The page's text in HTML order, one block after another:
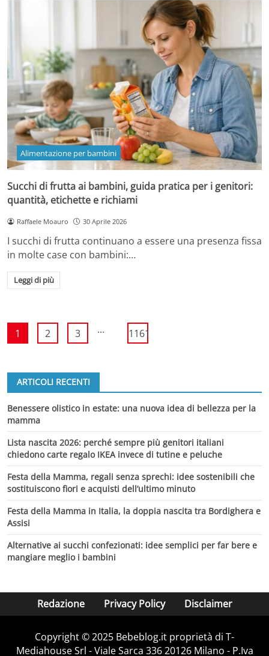
Alimentazione per bambini
Succhi di frutta ai bambini, guida pratica per i genitori:
quantità, etichette e richiami
Raffaele Moauro 30 Aprile 2026
I succhi di frutta continuano a essere una presenza fissa
in molte case con bambini:…
Leggi di più
1 2 3 ... 1161
ARTICOLI RECENTI
Benessere olistico in estate: una nuova idea di bellezza per la
mamma
Lista nascita 2026: perché sempre più genitori italiani
chiedono carte regalo IKEA invece di tutine e peluche
Festa della Mamma, regali senza sprechi: idee sostenibili che
sostituiscono fiori e acquisti dell’ultimo minuto
Festa della Mamma in Italia, la doppia nascita tra Bordighera e
Assisi
Alternative ai succhi confezionati: idee semplici per far bere e
mangiare meglio i bambini
Redazione Privacy Policy Disclaimer
Copyright © 2025 Bebeblog.it proprietà di T-
Mediahouse Srl - Viale Sarca 336 20126 Milano - P.Iva